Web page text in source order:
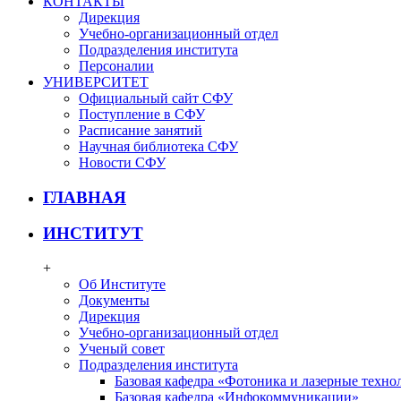
Дирекция
Учебно-организационный отдел
Подразделения института
Персоналии
УНИВЕРСИТЕТ
Официальный сайт СФУ
Поступление в СФУ
Расписание занятий
Научная библиотека СФУ
Новости СФУ
ГЛАВНАЯ
ИНСТИТУТ
+
Об Институте
Документы
Дирекция
Учебно-организационный отдел
Ученый совет
Подразделения института
Базовая кафедра «Фотоника и лазерные
Базовая кафедра «Инфокоммуникации»